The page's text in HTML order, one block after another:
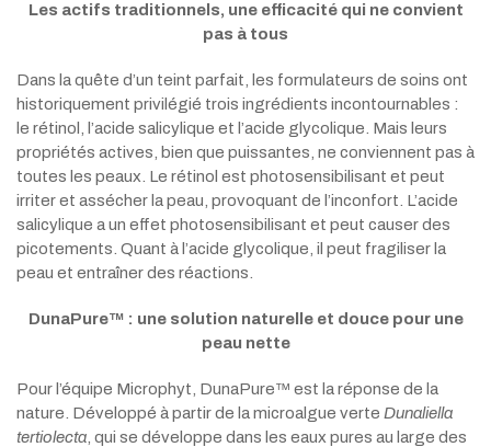
Les actifs traditionnels, une efficacité qui ne convient
pas à tous
Dans la quête d’un teint parfait, les formulateurs de soins ont
historiquement privilégié trois ingrédients incontournables :
le rétinol, l’acide salicylique et l’acide glycolique. Mais leurs
propriétés actives, bien que puissantes, ne conviennent pas à
toutes les peaux. Le rétinol est photosensibilisant et peut
irriter et assécher la peau, provoquant de l’inconfort. L’acide
salicylique a un effet photosensibilisant et peut causer des
picotements. Quant à l’acide glycolique, il peut fragiliser la
peau et entraîner des réactions.
DunaPure™ : une solution naturelle et douce pour une
peau nette
Pour l’équipe Microphyt, DunaPure™ est la réponse de la
nature. Développé à partir de la microalgue verte Dunaliella
tertiolecta , qui se développe dans les eaux pures au large des